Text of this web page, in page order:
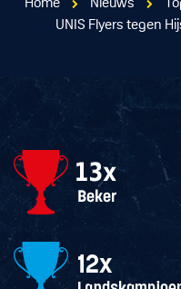
Home Nieuws
UNIS Flyers tegen